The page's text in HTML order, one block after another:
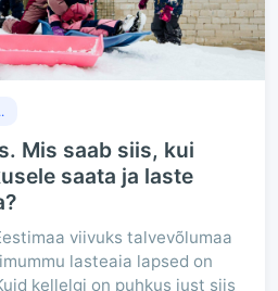
Mis saab siis, kui
saata ja laste
viivuks talvevõlumaa
lasteaia lapsed on
kellelgi on puhkus just siis